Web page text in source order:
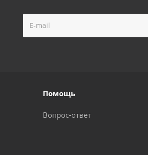
Помощь
Вопрос-ответ